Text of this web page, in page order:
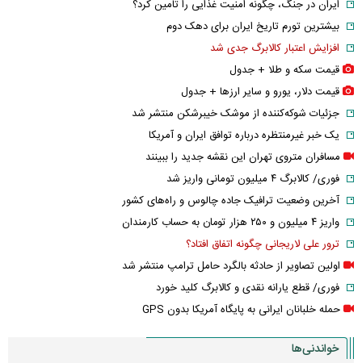
ایران در جنگ، چگونه امنیت غذایی را تامین کرد؟
بیشترین تورم تاریخ ایران برای دهک دوم
افزایش اعتبار کالابرگ جدی شد
قیمت سکه و طلا + جدول
قیمت دلار، یورو و سایر ارز‌ها + جدول
جزئیات شوکه‌کننده از موشک خیبرشکن منتشر شد
یک خبر غیرمنتظره درباره توافق ایران و آمریکا
مسافران متروی تهران این نقشه جدید را ببینند
فوری/ کالابرگ ۴ میلیون تومانی واریز شد
آخرین وضعیت ترافیک جاده چالوس و راه‌های کشور
واریز ۴ میلیون و ۲۵۰ هزار تومان به حساب کارمندان
ترور علی لاریجانی چگونه اتفاق افتاد؟
اولین تصاویر از حادثه بالگرد حامل ترامپ منتشر شد
فوری/ قطع یارانه نقدی و کالابرگ کلید خورد
حمله خلبانان ایرانی به پایگاه آمریکا بدون GPS
خواندنی‌ها